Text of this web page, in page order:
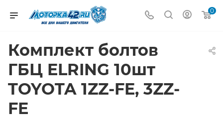
0
Комплект болтов
ГБЦ ELRING 10шт
TOYOTA 1ZZ-FE, 3ZZ-
FE